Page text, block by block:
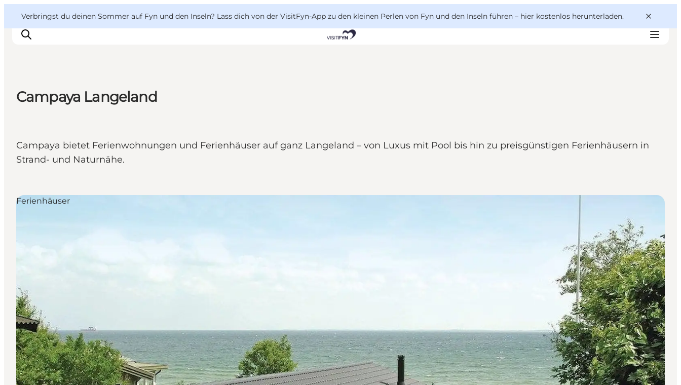
Verbringst du deinen Sommer auf Fyn und den Inseln? Lass dich von der VisitFyn-App zu den kleinen Perlen von Fyn und den Inseln führen – hier kostenlos herunterladen.
Essen & trinken
Übernachtung
VisitFyn
Deutsch
Campaya Langeland
Campaya bietet Ferienwohnungen und Ferienhäuser auf ganz Langeland – von Luxus mit Pool bis hin zu preisgünstigen Ferienhäusern in
Strand- und Naturnähe.
Ferienhäuser